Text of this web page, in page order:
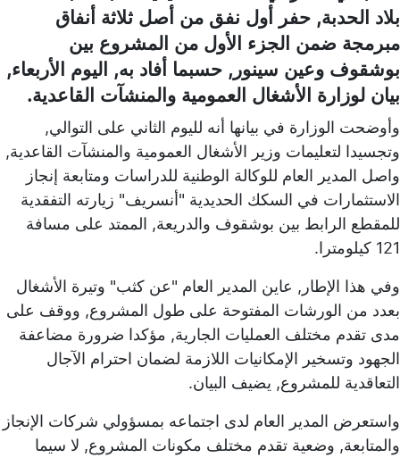
بلاد الحدبة, حفر أول نفق من أصل ثلاثة أنفاق
مبرمجة ضمن الجزء الأول من المشروع بين
بوشقوف وعين سينور, حسبما أفاد به, اليوم الأربعاء,
بيان لوزارة الأشغال العمومية والمنشآت القاعدية.
وأوضحت الوزارة في بيانها أنه لليوم الثاني على التوالي,
وتجسيدا لتعليمات وزير الأشغال العمومية والمنشآت القاعدية,
واصل المدير العام للوكالة الوطنية للدراسات ومتابعة إنجاز
الاستثمارات في السكك الحديدية "أنسريف" زيارته التفقدية
للمقطع الرابط بين بوشقوف والدريعة, الممتد على مسافة
121 كيلومترا.
وفي هذا الإطار, عاين المدير العام "عن كثب" وتيرة الأشغال
بعدد من الورشات المفتوحة على طول المشروع, ووقف على
مدى تقدم مختلف العمليات الجارية, مؤكدا ضرورة مضاعفة
الجهود وتسخير الإمكانيات اللازمة لضمان احترام الآجال
التعاقدية للمشروع, يضيف البيان.
واستعرض المدير العام لدى اجتماعه بمسؤولي شركات الإنجاز
والمتابعة, وضعية تقدم مختلف مكونات المشروع, لا سيما